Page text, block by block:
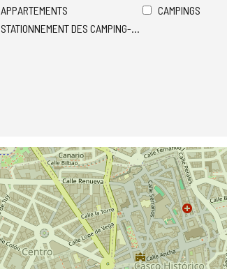
APPARTEMENTS CAMPINGS
STATIONNEMENT DES CAMPING-CARS